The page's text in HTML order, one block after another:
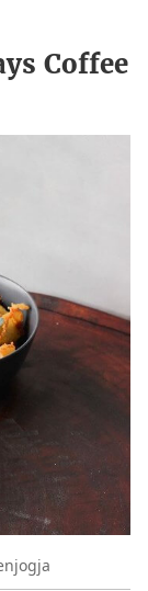
Coffee